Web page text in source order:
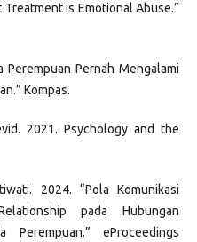
is Emotional Abuse.”
Perempuan Pernah Mengalami
Kompas.
2021. Psychology and the
2024. “Pola Komunikasi
pada Hubungan
Perempuan.” eProceedings